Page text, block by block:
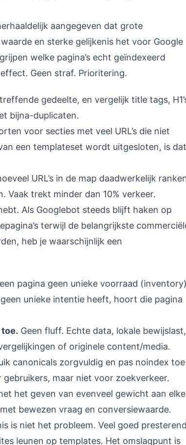
aangegeven dat grote
en sterke gelijkenis het voor Google
welke pagina’s echt geïndexeerd
Geen straf. Prioritering.
gedeelte, en vergelijk title tags,
bijna-duplicaten.
voor secties met veel URL’s die niet
een templateset wordt uitgesloten, is dat
URL’s in de map daadwerkelijk
trekt minder dan 10% verkeer.
Als Googlebot steeds blijft haken op
terwijl de belangrijkste
heb je waarschijnlijk een
pagina geen unieke voorraad
unieke intentie heeft, hoort die pagina
Geen fluff. Echte data, lokale bewijslast,
of originele content/media.
canonicals zorgvuldig en pas noindex toe
gebruikers, maar niet voor zoekverkeer.
het geven van evenveel gewicht aan elke
bewezen vraag en conversiewaarde.
is niet het probleem. Veel goed
leunen op templates. Het omslagpunt is